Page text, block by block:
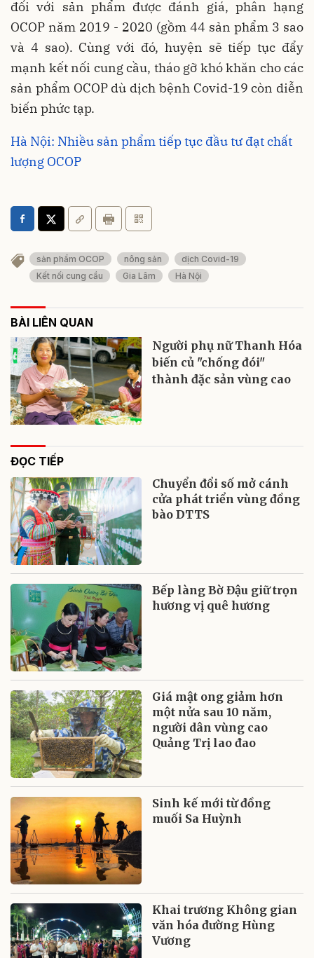
đối với sản phẩm được đánh giá, phân hạng
OCOP năm 2019 - 2020 (gồm 44 sản phẩm 3 sao
và 4 sao). Cùng với đó, huyện sẽ tiếp tục đẩy
mạnh kết nối cung cầu, tháo gỡ khó khăn cho các
sản phẩm OCOP dù dịch bệnh Covid-19 còn diễn
biến phức tạp.
Hà Nội: Nhiều sản phẩm tiếp tục đầu tư đạt chất
lượng OCOP
sản phẩm OCOP nông sản
dịch Covid-19
Kết nối cung cầu
Gia Lâm Hà Nội
BÀI LIÊN QUAN
Người phụ nữ Thanh Hóa
biến củ "chống đói"
thành đặc sản vùng cao
ĐỌC TIẾP
Chuyển đổi số mở cánh
cửa phát triển vùng đồng
bào DTTS
Bếp làng Bờ Đậu giữ trọn
hương vị quê hương
Giá mật ong giảm hơn
một nửa sau 10 năm,
người dân vùng cao
Quảng Trị lao đao
Sinh kế mới từ đồng
muối Sa Huỳnh
Khai trương Không gian
văn hóa đường Hùng
Vương